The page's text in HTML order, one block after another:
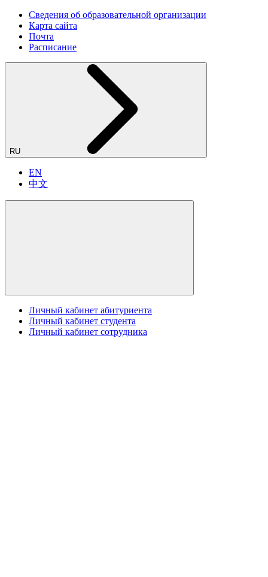
Сведения об образовательной организации
Карта сайта
Почта
Расписание
RU
EN
中文
Личный кабинет абитуриента
Личный кабинет студента
Личный кабинет сотрудника